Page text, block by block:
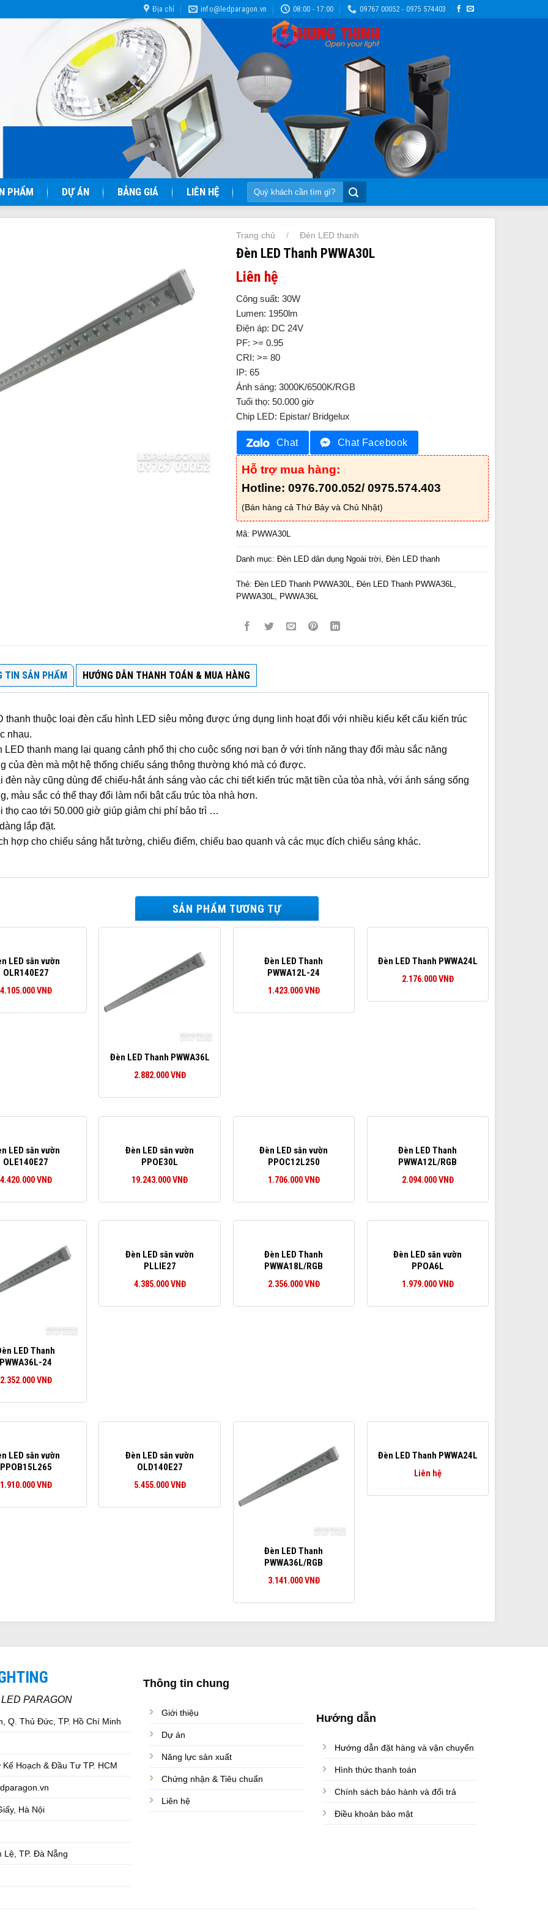
Địa chỉ info@ledparagon.vn 08:00 - 17:00 09767 00052 - 0975 574403
PHẨM DỰ ÁN BẢNG GIÁ LIÊN HỆ
Tìm
kiếm:
Trang chủ / Đèn LED thanh
Đèn LED Thanh PWWA30L
Liên hệ
Công suất: 30W
Lumen: 1950lm
Điện áp: DC 24V
PF: >= 0.95
CRI: >= 80
IP: 65
Ánh sáng: 3000K/6500K/RGB
Tuổi thọ: 50.000 giờ
Chip LED: Epistar/ Bridgelux
Chat Chat Facebook
Hỗ trợ mua hàng:
Hotline: 0976.700.052/ 0975.574.403
(Bán hàng cả Thứ Bảy và Chủ Nhật)
Mã: PWWA30L
Danh mục: Đèn LED dân dụng Ngoài trời Đèn LED thanh
Thẻ: Đèn LED Thanh PWWA30L Đèn LED Thanh PWWA36L
PWWA30L
PWWA36L
TIN SẢN PHẨM HƯỚNG DẪN THANH TOÁN & MUA HÀNG
thanh thuộc loại đèn cấu hình LED siêu mỏng được ứng dụng linh hoạt đối với nhiều kiểu kết cấu kiến trúc
nhau.
LED thanh mang lại quang cảnh phố thị cho cuộc sống nơi bạn ở với tính năng thay đổi màu sắc năng
của đèn mà một hệ thống chiếu sáng thông thường khó mà có được.
đèn này cũng dùng để chiếu-hắt ánh sáng vào các chi tiết kiến trúc mặt tiền của tòa nhà, với ánh sáng sống
màu sắc có thể thay đổi làm nổi bật cấu trúc tòa nhà hơn.
thọ cao tới 50.000 giờ giúp giảm chi phí bảo trì …
lắp đặt.
hợp cho chiếu sáng hắt tường, chiếu điểm, chiếu bao quanh và các mục đích chiếu sáng khác.
SẢN PHẨM TƯƠNG TỰ
LED sân vườn
OLR140E27
4.105.000VNĐ
Đèn LED Thanh PWWA36L
2.882.000VNĐ
Đèn LED Thanh
PWWA12L-24
1.423.000VNĐ
Đèn LED Thanh PWWA24L
2.176.000VNĐ
LED sân vườn
OLE140E27
4.420.000VNĐ
Đèn LED sân vườn
PPOE30L
19.243.000VNĐ
Đèn LED sân vườn
PPOC12L250
1.706.000VNĐ
Đèn LED Thanh
PWWA12L/RGB
2.094.000VNĐ
LED Thanh
PWWA36L-24
2.352.000VNĐ
Đèn LED sân vườn
PLLIE27
4.385.000VNĐ
Đèn LED Thanh
PWWA18L/RGB
2.356.000VNĐ
Đèn LED sân vườn
PPOA6L
1.979.000VNĐ
LED sân vườn
PPOB15L265
1.910.000VNĐ
Đèn LED sân vườn
OLD140E27
5.455.000VNĐ
Đèn LED Thanh
PWWA36L/RGB
3.141.000VNĐ
Đèn LED Thanh PWWA24L
Liên hệ
PARAGON
Q. Thủ Đức, TP. Hồ Chí Minh
Hoạch & Đầu Tư TP. HCM
Hà Nội
Lệ, TP. Đà Nẵng
Thông tin chung
Giới thiệu
Dự án
Năng lực sản xuất
Chứng nhận & Tiêu chuẩn
Liên hệ
Hướng dẫn
Hướng dẫn đặt hàng và vận chuyển
Hình thức thanh toán
Chính sách bảo hành và đổi trả
Điều khoản bảo mật